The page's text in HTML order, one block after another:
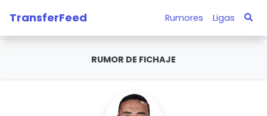
TransferFeed Rumores Ligas
RUMOR DE FICHAJE